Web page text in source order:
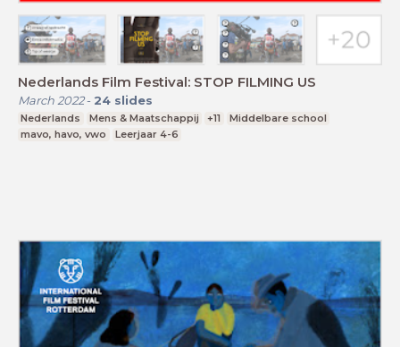
Nederlands Film Festival: STOP FILMING US
March 2022- 24 slides
Nederlands Mens & Maatschappij +11
Middelbare school
mavo, havo, vwo
Leerjaar 4-6